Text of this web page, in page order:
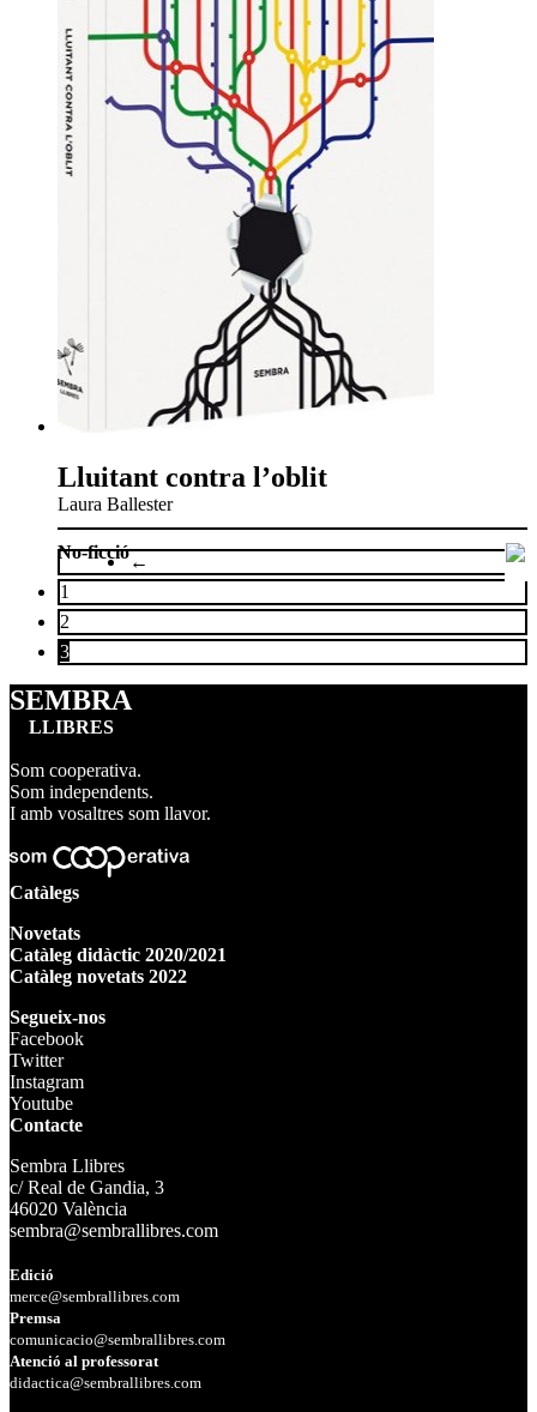
Lluitant contra l’oblit
Laura Ballester
No-ficció←
1
2
3
SEMBRA
LLIBRES
Som cooperativa.
Som independents.
I amb vosaltres som llavor.
Catàlegs
Novetats
Catàleg didàctic 2020/2021
Catàleg novetats 2022
Segueix-nos
Facebook
Twitter
Instagram
Youtube
Contacte
Sembra Llibres
c/ Real de Gandia, 3
46020 València
sembra@sembrallibres.com
Edició
merce@sembrallibres.com
Premsa
comunicacio@sembrallibres.com
Atenció al professorat
didactica@sembrallibres.com